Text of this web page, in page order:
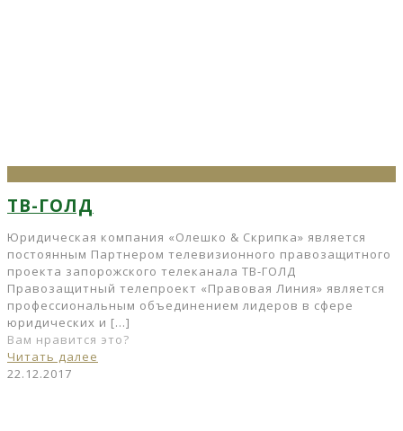
ТВ-ГОЛД
Юридическая компания «Олешко & Скрипка» является
постоянным Партнером телевизионного правозащитного
проекта запорожского телеканала ТВ-ГОЛД
Правозащитный телепроект «Правовая Линия» является
профессиональным объединением лидеров в сфере
юридических и […]
Вам нравится это?
Читать далее
22.12.2017